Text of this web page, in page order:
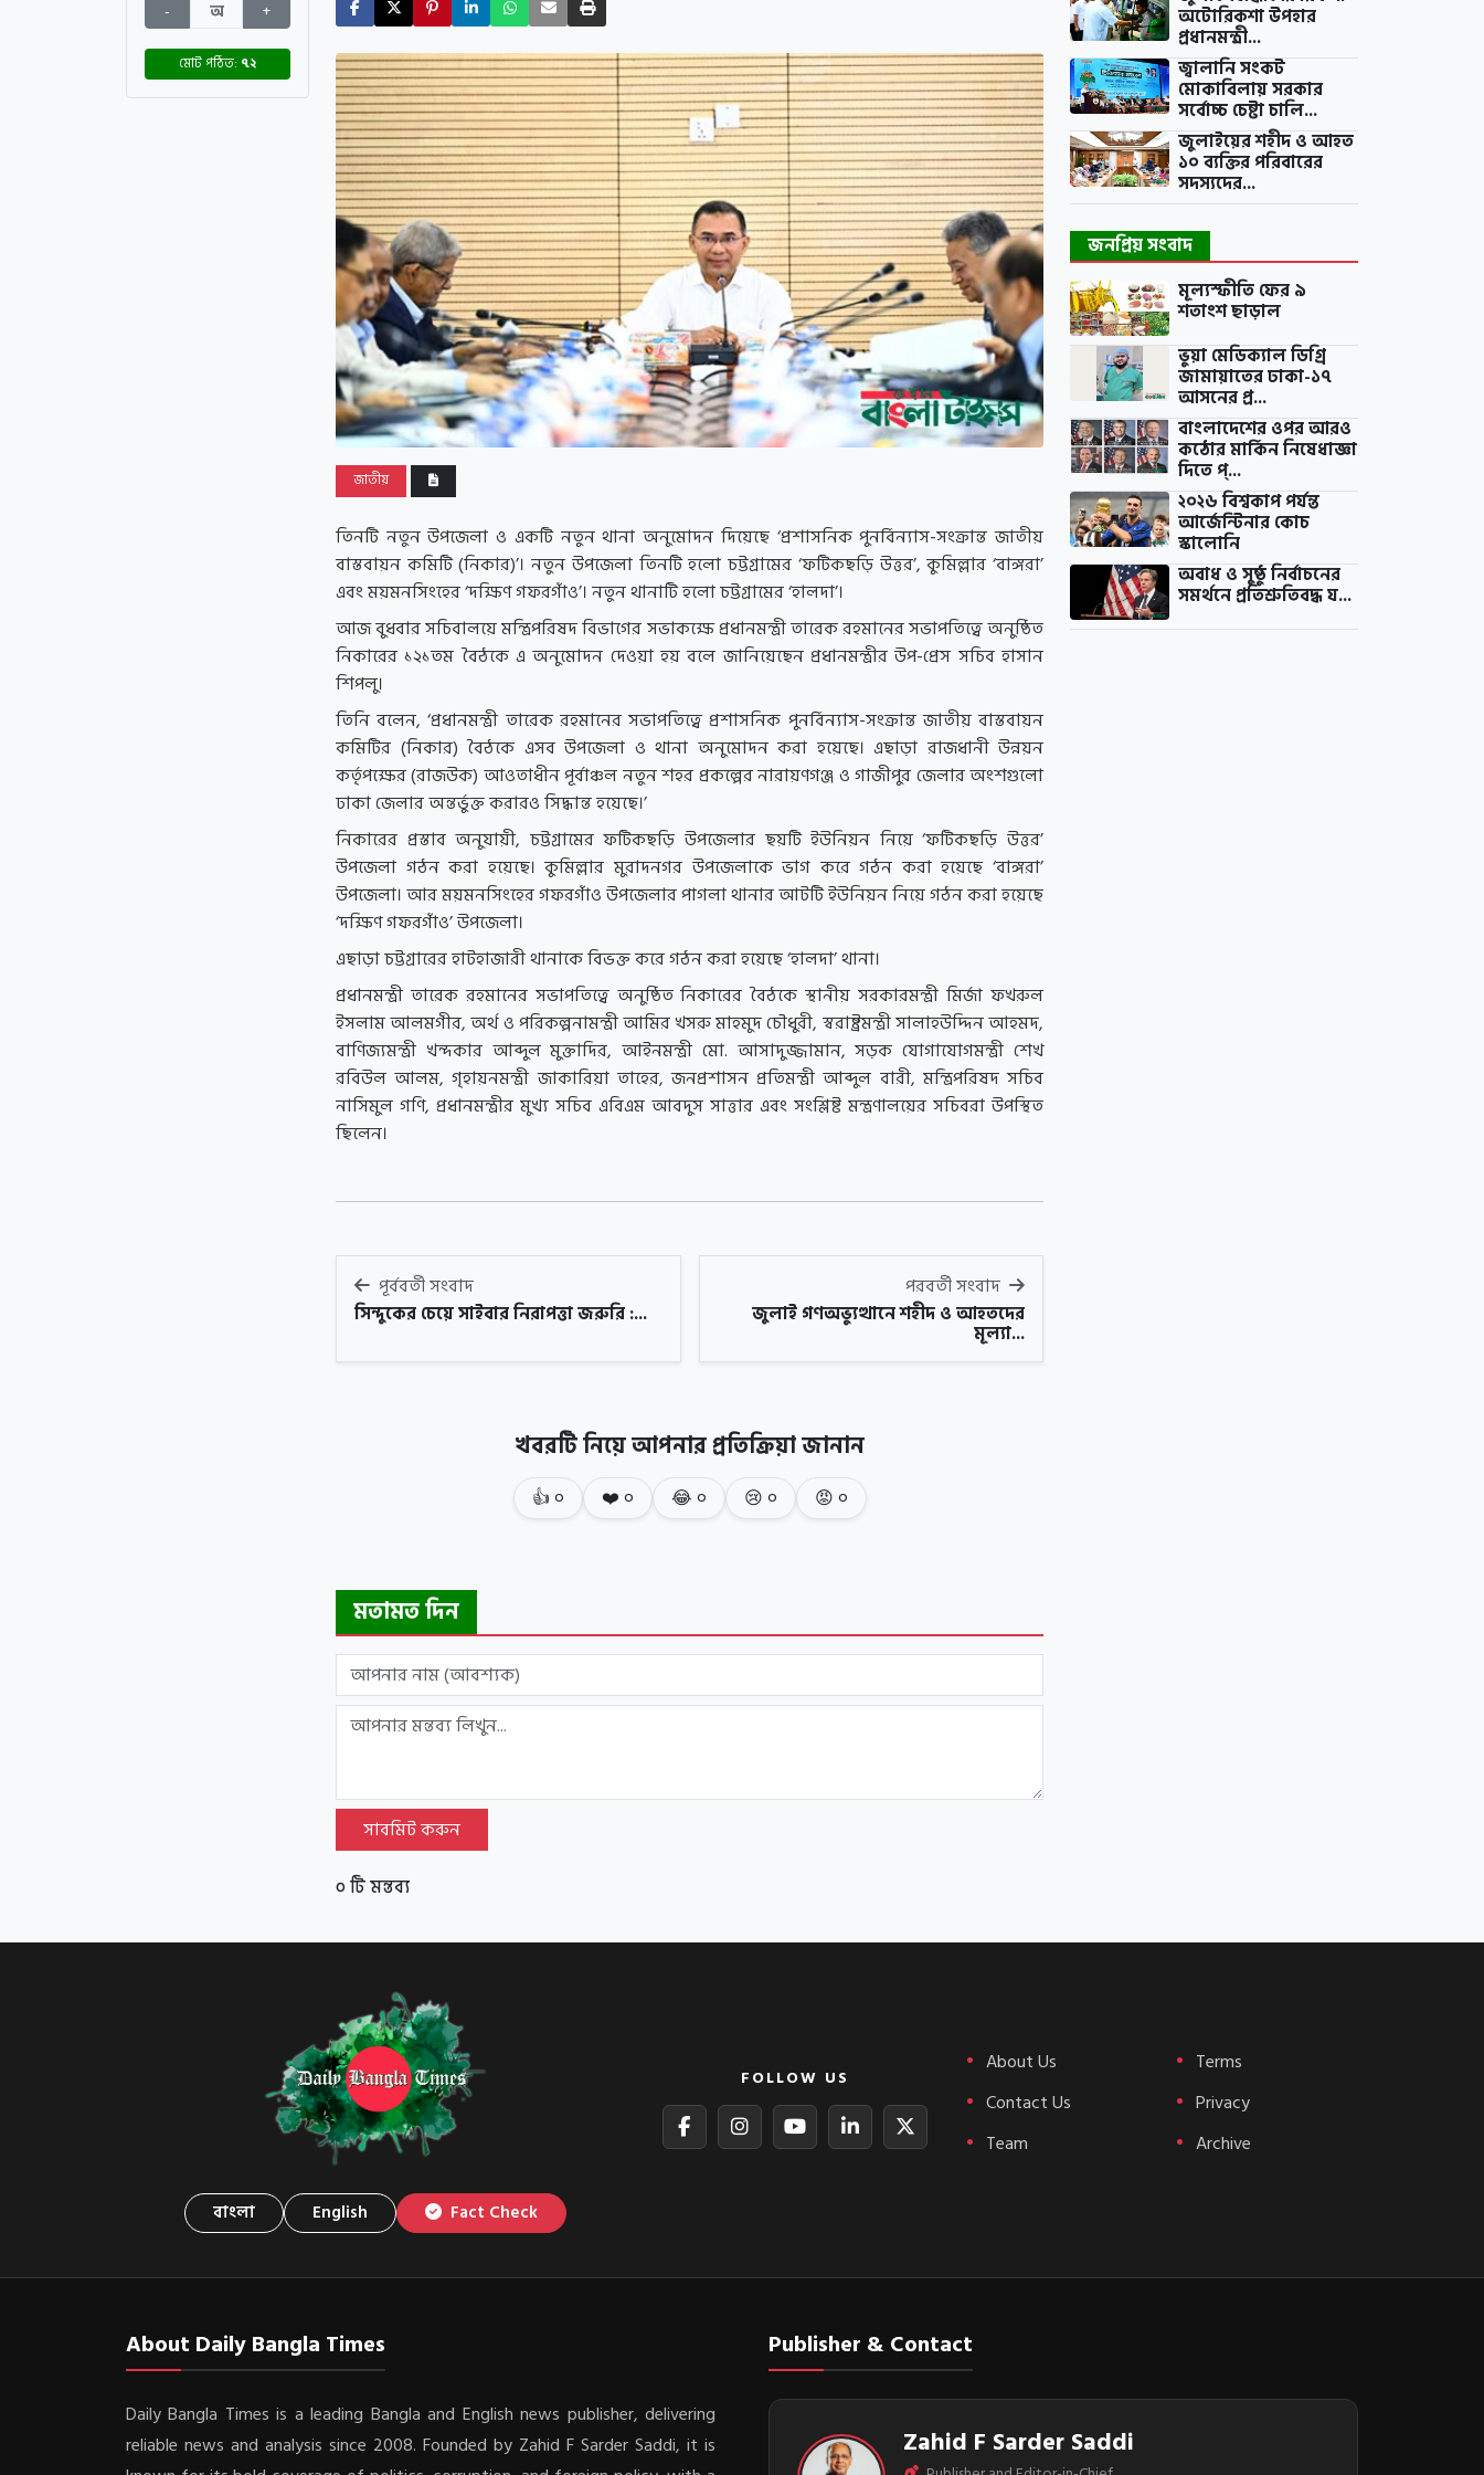
- অ +
মোট পঠিত: ৭২
জাতীয়
তিনটি নতুন উপজেলা ও একটি নতুন থানা অনুমোদন দিয়েছে ‘প্রশাসনিক পুনর্বিন্যাস-সংক্রান্ত জাতীয়
বাস্তবায়ন কমিটি (নিকার)’।নতুন উপজেলা তিনটি হলো চট্টগ্রামের ‘ফটিকছড়ি উত্তর’, কুমিল্লার ‘বাঙ্গরা’
এবং ময়মনসিংহের ‘দক্ষিণ গফরগাঁও’। নতুন থানাটি হলো চট্টগ্রামের ‘হালদা’।
আজ বুধবার সচিবালয়ে মন্ত্রিপরিষদ বিভাগের সভাকক্ষে প্রধানমন্ত্রী তারেক রহমানের সভাপতিত্বে অনুষ্ঠিত
নিকারের ১২১তম বৈঠকে এ অনুমোদন দেওয়া হয় বলে জানিয়েছেন প্রধানমন্ত্রীর উপ-প্রেস সচিব হাসান
শিপলু।
তিনি বলেন, ‘প্রধানমন্ত্রী তারেক রহমানের সভাপতিত্বে প্রশাসনিক পুনর্বিন্যাস-সংক্রান্ত জাতীয় বাস্তবায়ন
কমিটির (নিকার) বৈঠকে এসব উপজেলা ও থানা অনুমোদন করা হয়েছে। এছাড়া রাজধানী উন্নয়ন
কর্তৃপক্ষের (রাজউক) আওতাধীন পূর্বাঞ্চল নতুন শহর প্রকল্পের নারায়ণগঞ্জ ও গাজীপুর জেলার অংশগুলো
ঢাকা জেলার অন্তর্ভুক্ত করারও সিদ্ধান্ত হয়েছে।’
নিকারের প্রস্তাব অনুযায়ী, চট্টগ্রামের ফটিকছড়ি উপজেলার ছয়টি ইউনিয়ন নিয়ে ‘ফটিকছড়ি উত্তর’
উপজেলা গঠন করা হয়েছে। কুমিল্লার মুরাদনগর উপজেলাকে ভাগ করে গঠন করা হয়েছে ‘বাঙ্গরা’
উপজেলা। আর ময়মনসিংহের গফরগাঁও উপজেলার পাগলা থানার আটটি ইউনিয়ন নিয়ে গঠন করা হয়েছে
‘দক্ষিণ গফরগাঁও’ উপজেলা।
এছাড়া চট্টগ্রারের হাটহাজারী থানাকে বিভক্ত করে গঠন করা হয়েছে ‘হালদা’ থানা।
প্রধানমন্ত্রী তারেক রহমানের সভাপতিত্বে অনুষ্ঠিত নিকারের বৈঠকে স্থানীয় সরকারমন্ত্রী মির্জা ফখরুল
ইসলাম আলমগীর, অর্থ ও পরিকল্পনামন্ত্রী আমির খসরু মাহমুদ চৌধুরী, স্বরাষ্ট্রমন্ত্রী সালাহউদ্দিন আহমদ,
বাণিজ্যমন্ত্রী খন্দকার আব্দুল মুক্তাদির, আইনমন্ত্রী মো. আসাদুজ্জামান, সড়ক যোগাযোগমন্ত্রী শেখ
রবিউল আলম, গৃহায়নমন্ত্রী জাকারিয়া তাহের, জনপ্রশাসন প্রতিমন্ত্রী আব্দুল বারী, মন্ত্রিপরিষদ সচিব
নাসিমুল গণি, প্রধানমন্ত্রীর মুখ্য সচিব এবিএম আবদুস সাত্তার এবং সংশ্লিষ্ট মন্ত্রণালয়ের সচিবরা উপস্থিত
ছিলেন।
পূর্ববর্তী সংবাদ
সিন্দুকের চেয়ে সাইবার নিরাপত্তা জরুরি :...
পরবর্তী সংবাদ
জুলাই গণঅভ্যুত্থানে শহীদ ও আহতদের
মূল্যা...
খবরটি নিয়ে আপনার প্রতিক্রিয়া জানান
👍০ ❤️০ 😂০ 😢০ 😡০
মতামত দিন
সাবমিট করুন
০ টি মন্তব্য
অটোরিকশা উপহার
প্রধানমন্ত্রী...
জ্বালানি সংকট
মোকাবিলায় সরকার
সর্বোচ্চ চেষ্টা চালি...
জুলাইয়ের শহীদ ও আহত
১০ ব্যক্তির পরিবারের
সদস্যদের...
জনপ্রিয় সংবাদ
মূল্যস্ফীতি ফের ৯
শতাংশ ছাড়াল
ভুয়া মেডিক্যাল ডিগ্রি
জামায়াতের ঢাকা-১৭
আসনের প্র...
বাংলাদেশের ওপর আরও
কঠোর মার্কিন নিষেধাজ্ঞা
দিতে প্...
২০২৬ বিশ্বকাপ পর্যন্ত
আর্জেন্টিনার কোচ
স্কালোনি
অবাধ ও সুষ্ঠু নির্বাচনের
সমর্থনে প্রতিশ্রুতিবদ্ধ য...
বাংলা English Fact Check
FOLLOW US
About Us
Contact Us
Team
Terms
Privacy
Archive
About Daily Bangla Times
Daily Bangla Times is a leading Bangla and English news publisher, delivering
reliable news and analysis since 2008. Founded by Zahid F Sarder Saddi, it is
Publisher & Contact
Zahid F Sarder Saddi